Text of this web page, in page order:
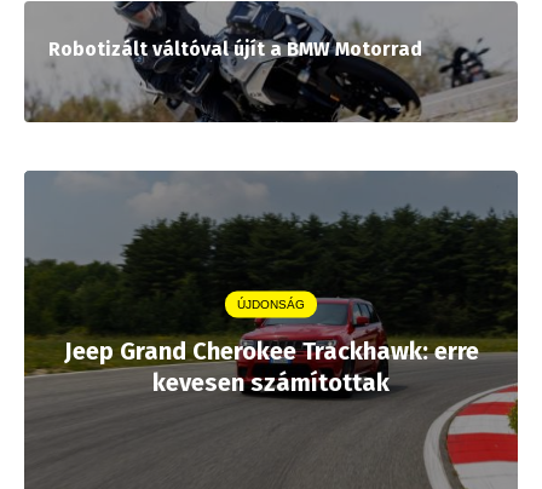
Robotizált váltóval újít a BMW Motorrad
ÚJDONSÁG
Jeep Grand Cherokee Trackhawk: erre
kevesen számítottak